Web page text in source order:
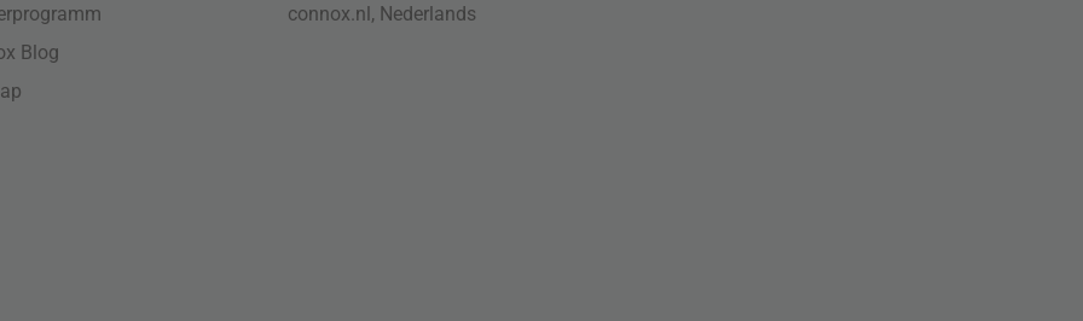
Blog
connox.nl, Nederlands